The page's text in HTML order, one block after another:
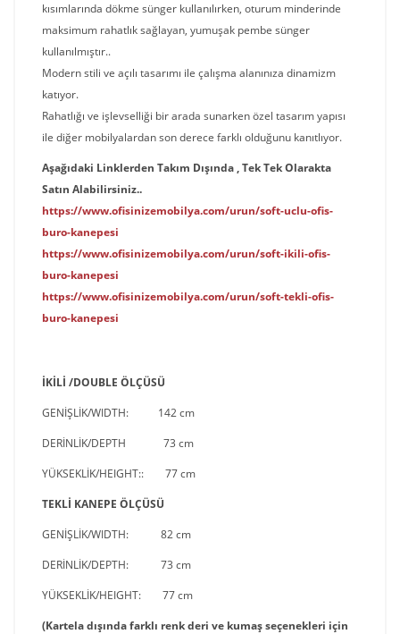
kısımlarında dökme sünger kullanılırken, oturum minderinde
maksimum rahatlık sağlayan, yumuşak pembe sünger
kullanılmıştır..
Modern stili ve açılı tasarımı ile çalışma alanınıza dinamizm
katıyor.
Rahatlığı ve işlevselliği bir arada sunarken özel tasarım yapısı
ile diğer mobilyalardan son derece farklı olduğunu kanıtlıyor.
Aşağıdaki Linklerden Takım Dışında , Tek Tek Olarakta
Satın Alabilirsiniz..
https://www.ofisinizemobilya.com/urun/soft-uclu-ofis-
buro-kanepesi
https://www.ofisinizemobilya.com/urun/soft-ikili-ofis-
buro-kanepesi
https://www.ofisinizemobilya.com/urun/soft-tekli-ofis-
buro-kanepesi
İKİLİ /DOUBLE ÖLÇÜSÜ
GENİŞLİK/WIDTH: 142 cm
DERİNLİK/DEPTH 73 cm
YÜKSEKLİK/HEIGHT:: 77 cm
TEKLİ KANEPE ÖLÇÜSÜ
GENİŞLİK/WIDTH: 82 cm
DERİNLİK/DEPTH: 73 cm
YÜKSEKLİK/HEIGHT: 77 cm
(Kartela dışında farklı renk deri ve kumaş seçenekleri için